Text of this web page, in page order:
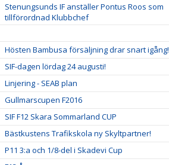
Stenungsunds IF anställer Pontus Roos som
tillförordnad Klubbchef
Hösten Bambusa försäljning drar snart igång!
SIF-dagen lördag 24 augusti!
Linjering - SEAB plan
Gullmarscupen F2016
SIF F12 Skara Sommarland CUP
Bästkustens Trafikskola ny Skyltpartner!
P11 3:a och 1/8-del i Skadevi Cup